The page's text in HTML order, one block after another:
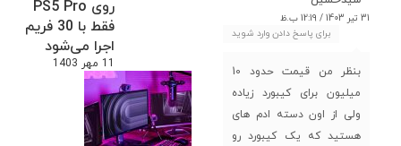
روی PS5 Pro
فقط با 30 فریم
اجرا می‌شود
11 مهر 1403
31 تیر 1403 / 12:19 ب.ظ
برای پاسخ دادن وارد شوید
بنظر من قیمت حدود 10
میلیون برای کیبورد زیاده
ولی از اون دسته ادم های
هستید که یک کیبورد رو